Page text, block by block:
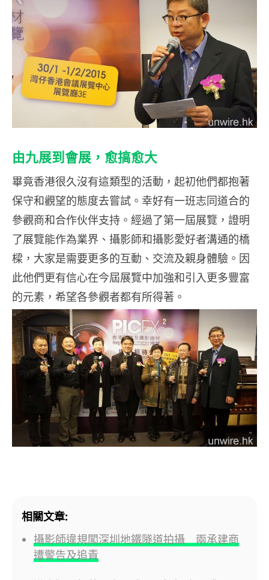
由九展到會展，愈搞愈大
畢竟香港很久沒有這類型的活動，起初他們都抱著
保守和觀望的態度去嘗試。幸好有一班志同道合的
參觀商和合作伙伴支持。經過了第一屆展覽，證明
了展覽能作為業界、攝影師和攝影愛好者溝通的橋
樑，大家是需要更多的互動、交流及親身體驗。因
此他們更有信心在今屆展覽中加強和引入更多豐富
的元素，希望各參觀者都有所得著。
相關文章:
攝影師違規闖深圳地鐵隧道拍攝 兩承建商
遭警告及追責